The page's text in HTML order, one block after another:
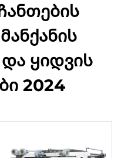
ყიდვის
2024